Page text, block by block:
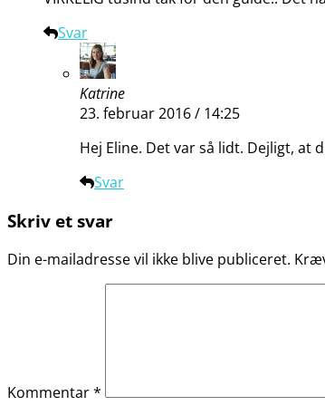
Svar
Katrine
23. februar 2016 / 14:25
Hej Eline. Det var så lidt. Dejligt, at
Svar
Skriv et svar
Din e-mailadresse vil ikke blive publiceret.
Kommentar*